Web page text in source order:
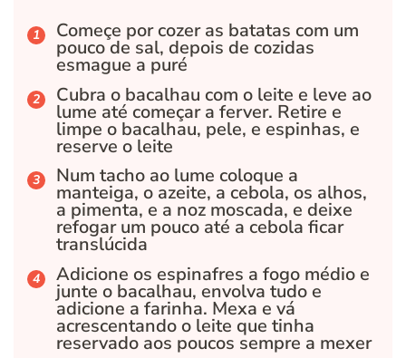
Começe por cozer as batatas com um
pouco de sal, depois de cozidas
esmague a puré
Cubra o bacalhau com o leite e leve ao
lume até começar a ferver. Retire e
limpe o bacalhau, pele, e espinhas, e
reserve o leite
Num tacho ao lume coloque a
manteiga, o azeite, a cebola, os alhos,
a pimenta, e a noz moscada, e deixe
refogar um pouco até a cebola ficar
translúcida
Adicione os espinafres a fogo médio e
junte o bacalhau, envolva tudo e
adicione a farinha. Mexa e vá
acrescentando o leite que tinha
reservado aos poucos sempre a mexer